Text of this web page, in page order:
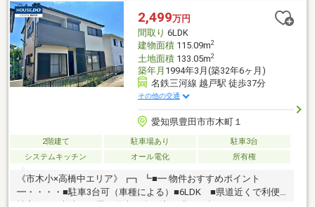
■■■株式会社 みどり■■■豊田市美里４丁目９番地９【０１２０
－７８－１０８３】
2,499万円
間取り 6LDK
建物面積115.09m2
土地面積133.05m2
築年月 1994年3月(築32年6ヶ月)
名鉄三河線 越戸駅 徒歩37分
その他の交通
愛知県豊田市市木町１
2階建て 駐車場あり
駐車3台
システムキッチン
オール電化 所有権
《市木小×高橋中エリア》┏┓ ┗■━ 物件おすすめポイント
━・・・・■駐車3台可（車種による）■6LDK ■県道近くで利便